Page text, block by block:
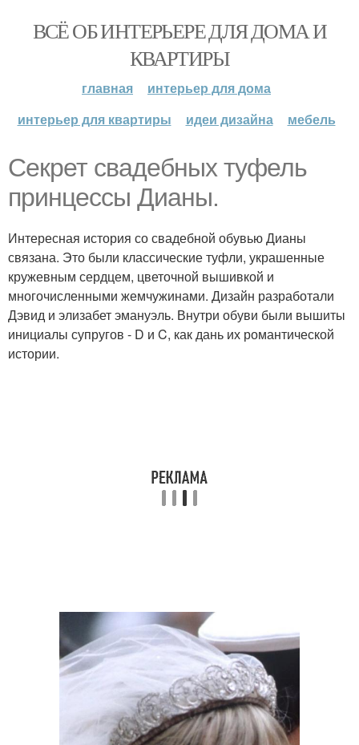
ВСЁ ОБ ИНТЕРЬЕРЕ ДЛЯ ДОМА И
КВАРТИРЫ
главная
интерьер для дома
интерьер для квартиры
идеи дизайна мебель
Cекрет свадебных туфель
принцессы Дианы.
Интересная история со свадебной обувью Дианы
связана. Это были классические туфли, украшенные
кружевным сердцем, цветочной вышивкой и
многочисленными жемчужинами. Дизайн разработали
Дэвид и элизабет эмануэль. Внутри обуви были вышиты
инициалы супругов - D и C, как дань их романтической
истории.